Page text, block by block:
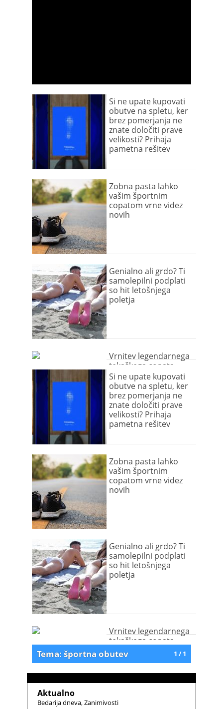
Si ne upate kupovati
obutve na spletu, ker
brez pomerjanja ne
znate določiti prave
velikosti? Prihaja
pametna rešitev
Zobna pasta lahko
vašim športnim
copatom vrne videz
novih
Genialno ali grdo? Ti
samolepilni podplati
so hit letošnjega
poletja
Vrnitev legendarnega
tekaškega copata
Si ne upate kupovati
obutve na spletu, ker
brez pomerjanja ne
znate določiti prave
velikosti? Prihaja
pametna rešitev
Zobna pasta lahko
vašim športnim
copatom vrne videz
novih
Genialno ali grdo? Ti
samolepilni podplati
so hit letošnjega
poletja
Vrnitev legendarnega
tekaškega copata
1 / 1
Tema: športna obutev
Aktualno
Bedarija dneva Zanimivosti